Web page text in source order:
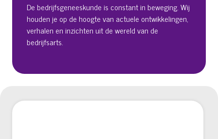
De bedrijfsgeneeskunde is constant in beweging. Wij
houden je op de hoogte van actuele ontwikkelingen,
verhalen en inzichten uit de wereld van de
bedrijfsarts.